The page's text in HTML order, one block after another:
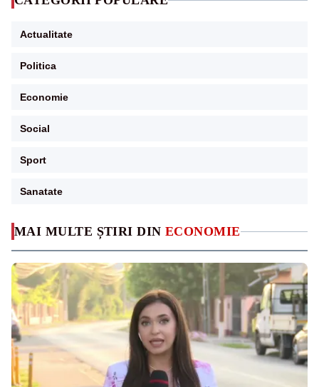
MAI MULTE ȘTIRI DIN ECONOMIE
Actualitate
Politica
Economie
Social
Sport
Sanatate